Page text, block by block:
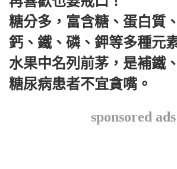
糖分多，富含糖、蛋白質
鈣、鐵、磷、鉀等多種元
水果中名列前茅，是補鐵
糖尿病患者不宜貪嘴。
sponsored ads